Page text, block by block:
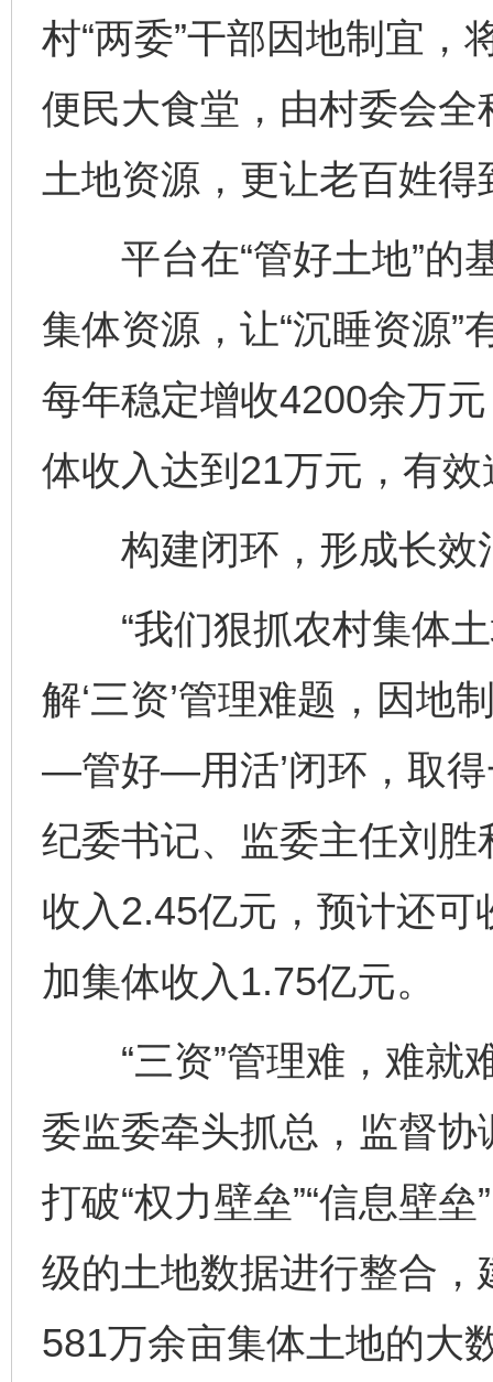
村“两委”干部因地制宜，
便民大食堂，由村委会
土地资源，更让老百姓得
平台在“管好土地”的
集体资源，让“沉睡资源”
每年稳定增收4200余万
体收入达到21万元，有
构建闭环，形成长效
“我们狠抓农村集体土
解‘三资’管理难题，因地
—管好—用活’闭环，取得
纪委书记、监委主任刘
收入2.45亿元，预计还
加集体收入1.75亿元。
“三资”管理难，难就
委监委牵头抓总，监督
打破“权力壁垒”“信息壁
级的土地数据进行整合
581万余亩集体土地的大